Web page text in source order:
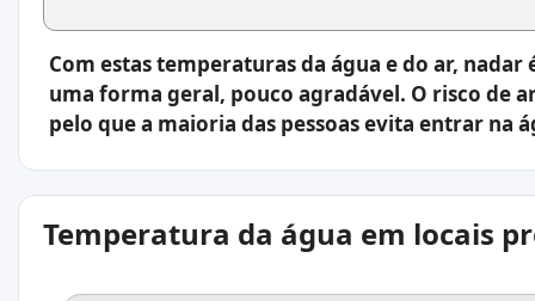
Com estas temperaturas da água e do ar,
uma forma geral, pouco agradável. O risco de
pelo que a maioria das pessoas evita entrar na
Temperatura da água em locais